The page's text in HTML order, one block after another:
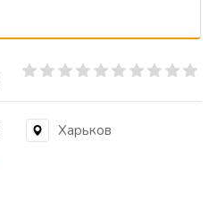
Харьков